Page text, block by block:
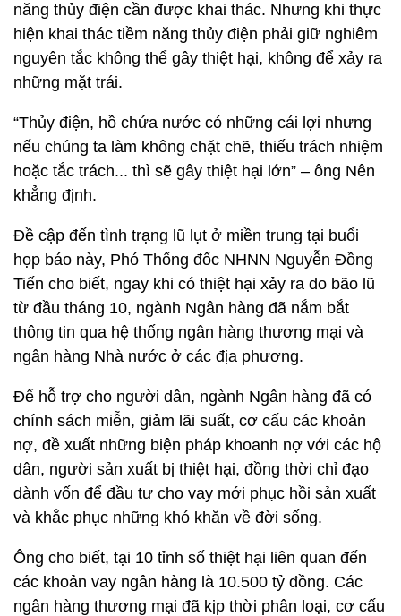
năng thủy điện cần được khai thác. Nhưng khi thực
hiện khai thác tiềm năng thủy điện phải giữ nghiêm
nguyên tắc không thể gây thiệt hại, không để xảy ra
những mặt trái.
“Thủy điện, hồ chứa nước có những cái lợi nhưng
nếu chúng ta làm không chặt chẽ, thiếu trách nhiệm
hoặc tắc trách... thì sẽ gây thiệt hại lớn” – ông Nên
khẳng định.
Đề cập đến tình trạng lũ lụt ở miền trung tại buổi
họp báo này, Phó Thống đốc NHNN Nguyễn Đồng
Tiến cho biết, ngay khi có thiệt hại xảy ra do bão lũ
từ đầu tháng 10, ngành Ngân hàng đã nắm bắt
thông tin qua hệ thống ngân hàng thương mại và
ngân hàng Nhà nước ở các địa phương.
Để hỗ trợ cho người dân, ngành Ngân hàng đã có
chính sách miễn, giảm lãi suất, cơ cấu các khoản
nợ, đề xuất những biện pháp khoanh nợ với các hộ
dân, người sản xuất bị thiệt hại, đồng thời chỉ đạo
dành vốn để đầu tư cho vay mới phục hồi sản xuất
và khắc phục những khó khăn về đời sống.
Ông cho biết, tại 10 tỉnh số thiệt hại liên quan đến
các khoản vay ngân hàng là 10.500 tỷ đồng. Các
ngân hàng thương mại đã kịp thời phân loại, cơ cấu